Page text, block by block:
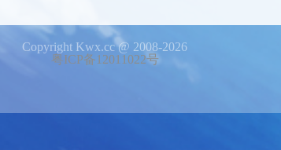
Copyright Kwx.cc @ 2008-2026
粤ICP备12011022号